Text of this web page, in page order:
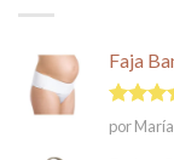
Faja
Valorado
en
por